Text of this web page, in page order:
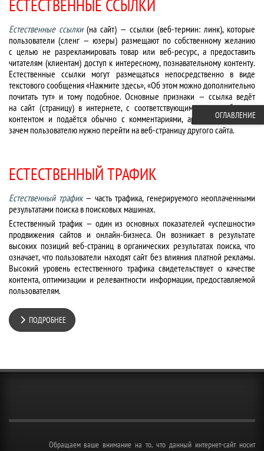
ЕСТЕСТВЕННЫЕ ССЫЛКИ
Естественные ссылки(на сайт) — ссылки (веб-термин: линк), которые
пользователи (сленг — юзеры) размещают по собственному желанию
с целью не разрекламировать товар или веб-ресурс, а предоставить
читателям (клиентам) доступ к интересному, познавательному контенту.
Естественные ссылки могут размещаться непосредственно в виде
текстового сообщения «Нажмите здесь», «Об этом можно дополнительно
почитать тут» и тому подобное. Основные признаки — ссылка ведёт
на сайт (страницу) в интернете, с соответствующим теме сообщения
контентом и подаётся обычно с комментариями, аргументирующими,
зачем пользователю нужно перейти на веб-страницу другого сайта.
ЕСТЕСТВЕННЫЙ ТРАФИК
Естественный трафик— часть трафика, генерируемого неоплаченными
результатами поиска в поисковых машинах.
Естественный трафик — один из основных показателей «успешности»
продвижения сайтов и онлайн-бизнеса. Он возникает в результате
высоких позиций веб-страниц в органических результатах поиска, что
означает, что пользователи находят сайт без влияния платной рекламы.
Высокий уровень естественного трафика свидетельствует о качестве
контента, оптимизации и релевантности информации, предоставляемой
пользователям.
ПОДРОБНЕЕ
Обращаем ваше внимание на то, что данный интернет-сайт носит
ОГЛАВЛЕНИЕ